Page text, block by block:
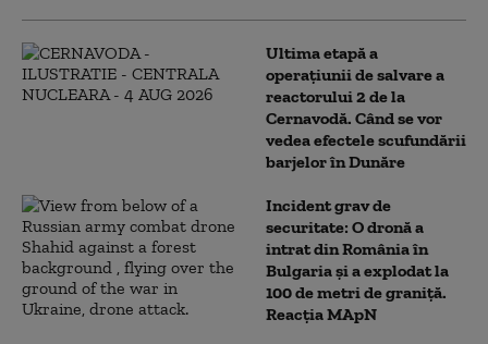
Ultima etapă a
operațiunii de salvare a
reactorului 2 de la
Cernavodă. Când se vor
vedea efectele scufundării
barjelor în Dunăre
Incident grav de
securitate: O dronă a
intrat din România în
Bulgaria şi a explodat la
100 de metri de graniţă.
Reacția MApN